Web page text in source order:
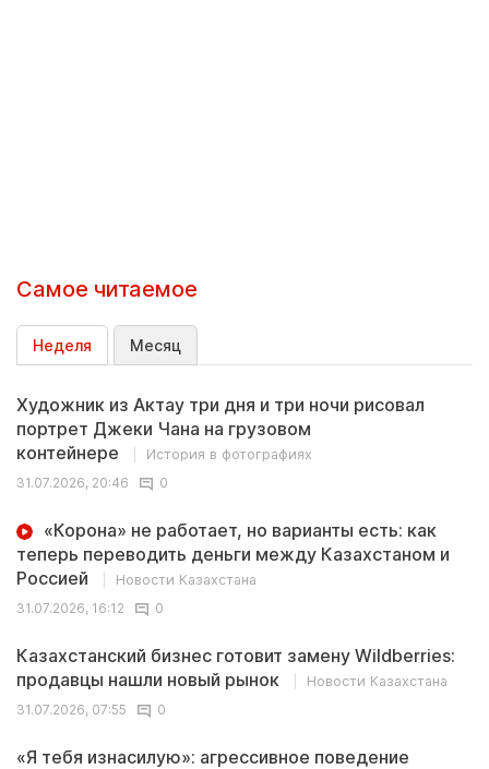
Самое читаемое
Неделя Месяц
Художник из Актау три дня и три ночи рисовал
портрет Джеки Чана на грузовом
контейнере
История в фотографиях
31.07.2026, 20:46
0
«Корона» не работает, но варианты есть: как
теперь переводить деньги между Казахстаном и
Россией
Новости Казахстана
31.07.2026, 16:12
0
Казахстанский бизнес готовит замену Wildberries:
продавцы нашли новый рынок
Новости Казахстана
31.07.2026, 07:55
0
«Я тебя изнасилую»: агрессивное поведение